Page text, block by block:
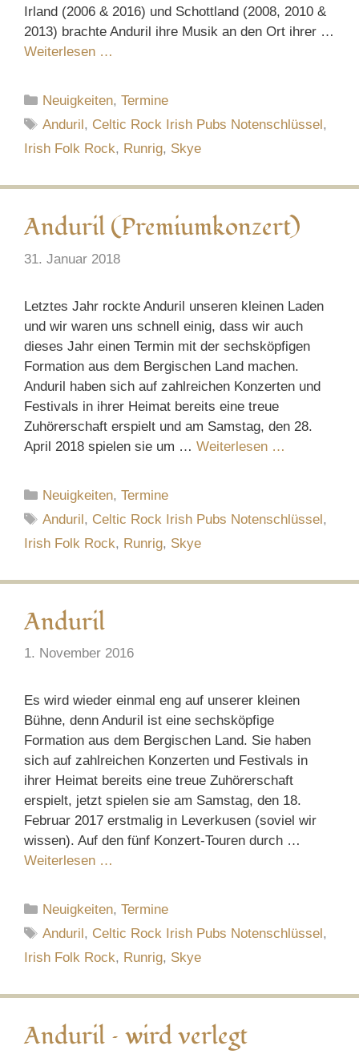
Irland (2006 & 2016) und Schottland (2008, 2010 &
2013) brachte Anduril ihre Musik an den Ort ihrer …
Weiterlesen …
Kategorien
Neuigkeiten,Termine
Schlagwörter
Anduril, Celtic Rock Irish Pubs Notenschlüssel,
Irish Folk Rock, Runrig, Skye
Anduril (Premiumkonzert)
31. Januar 2018
Letztes Jahr rockte Anduril unseren kleinen Laden
und wir waren uns schnell einig, dass wir auch
dieses Jahr einen Termin mit der sechsköpfigen
Formation aus dem Bergischen Land machen.
Anduril haben sich auf zahlreichen Konzerten und
Festivals in ihrer Heimat bereits eine treue
Zuhörerschaft erspielt und am Samstag, den 28.
April 2018 spielen sie um … Weiterlesen …
Kategorien
Neuigkeiten,Termine
Schlagwörter
Anduril, Celtic Rock Irish Pubs Notenschlüssel,
Irish Folk Rock, Runrig, Skye
Anduril
1. November 2016
Es wird wieder einmal eng auf unserer kleinen
Bühne, denn Anduril ist eine sechsköpfige
Formation aus dem Bergischen Land. Sie haben
sich auf zahlreichen Konzerten und Festivals in
ihrer Heimat bereits eine treue Zuhörerschaft
erspielt, jetzt spielen sie am Samstag, den 18.
Februar 2017 erstmalig in Leverkusen (soviel wir
wissen). Auf den fünf Konzert-Touren durch …
Weiterlesen …
Kategorien
Neuigkeiten,Termine
Schlagwörter
Anduril, Celtic Rock Irish Pubs Notenschlüssel,
Irish Folk Rock, Runrig, Skye
Anduril – wird verlegt